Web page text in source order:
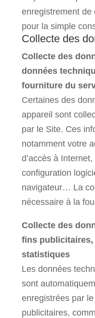
enregistrement de
pour la simple
Collecte des
Collecte des
données
fourniture du
Certaines des
appareil sont
par le Site. Ces
notamment votre
d’accès à
configuration
navigateur… La
nécessaire à la
Collecte des
fins publicitaires,
statistiques
Les données
sont
enregistrées par
publicitaires,